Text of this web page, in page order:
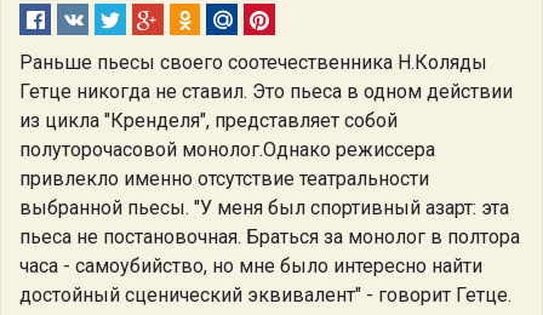
Раньше пьесы своего соотечественника Н.Коляды
Гетце никогда не ставил. Это пьеса в одном действии
из цикла "Кренделя", представляет собой
полуторочасовой монолог.Однако режиссера
привлекло именно отсутствие театральности
выбранной пьесы. "У меня был спортивный азарт: эта
пьеса не постановочная. Браться за монолог в полтора
часа - самоубийство, но мне было интересно найти
достойный сценический эквивалент" - говорит Гетце.